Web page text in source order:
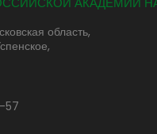
область,
57